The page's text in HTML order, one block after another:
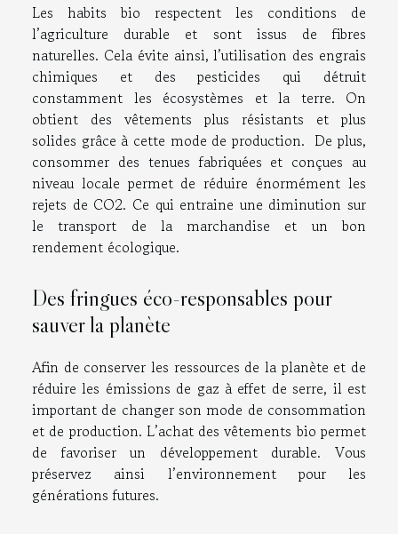
Les habits bio respectent les conditions de
l’agriculture durable et sont issus de fibres
naturelles. Cela évite ainsi, l’utilisation des engrais
chimiques et des pesticides qui détruit
constamment les écosystèmes et la terre. On
obtient des vêtements plus résistants et plus
solides grâce à cette mode de production. De plus,
consommer des tenues fabriquées et conçues au
niveau locale permet de réduire énormément les
rejets de CO2. Ce qui entraine une diminution sur
le transport de la marchandise et un bon
rendement écologique.
Des fringues éco-responsables pour
sauver la planète
Afin de conserver les ressources de la planète et de
réduire les émissions de gaz à effet de serre, il est
important de changer son mode de consommation
et de production. L’achat des vêtements bio permet
de favoriser un développement durable. Vous
préservez ainsi l’environnement pour les
générations futures.